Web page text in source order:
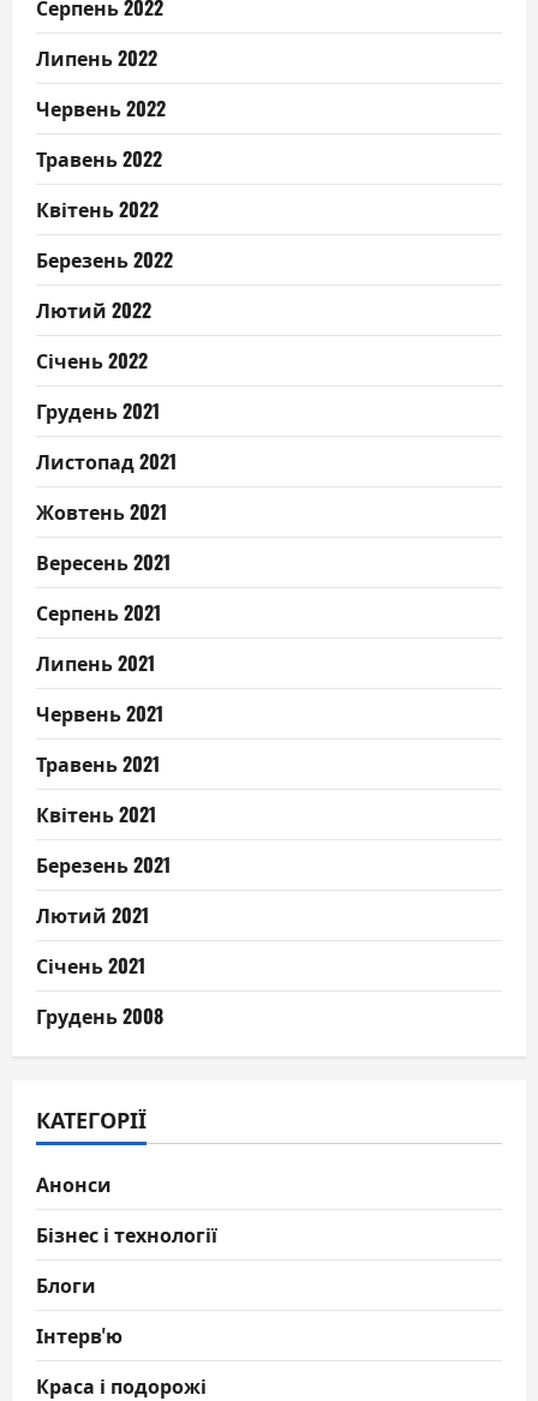
Серпень 2022
Липень 2022
Червень 2022
Травень 2022
Квітень 2022
Березень 2022
Лютий 2022
Січень 2022
Грудень 2021
Листопад 2021
Жовтень 2021
Вересень 2021
Серпень 2021
Липень 2021
Червень 2021
Травень 2021
Квітень 2021
Березень 2021
Лютий 2021
Січень 2021
Грудень 2008
КАТЕГОРІЇ
Анонси
Бізнес і технології
Блоги
Інтерв'ю
Краса і подорожі